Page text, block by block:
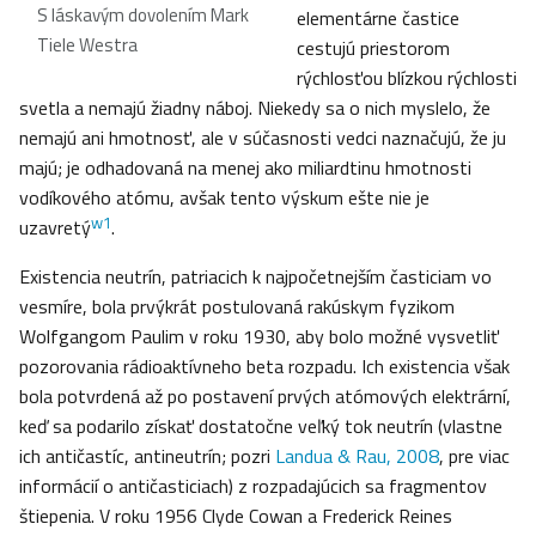
S láskavým dovolením Mark
Tiele Westra
elementárne častice
cestujú priestorom
rýchlosťou blízkou rýchlosti
svetla a nemajú žiadny náboj. Niekedy sa o nich myslelo, že
nemajú ani hmotnosť, ale v súčasnosti vedci naznačujú, že ju
majú; je odhadovaná na menej ako miliardtinu hmotnosti
vodíkového atómu, avšak tento výskum ešte nie je
uzavretýw1.
Existencia neutrín, patriacich k najpočetnejším časticiam vo
vesmíre, bola prvýkrát postulovaná rakúskym fyzikom
Wolfgangom Paulim v roku 1930, aby bolo možné vysvetliť
pozorovania rádioaktívneho beta rozpadu. Ich existencia však
bola potvrdená až po postavení prvých atómových elektrární,
keď sa podarilo získať dostatočne veľký tok neutrín (vlastne
ich antičastíc, antineutrín; pozri Landua & Rau, 2008, pre viac
informácií o antičasticiach) z rozpadajúcich sa fragmentov
štiepenia. V roku 1956 Clyde Cowan a Frederick Reines